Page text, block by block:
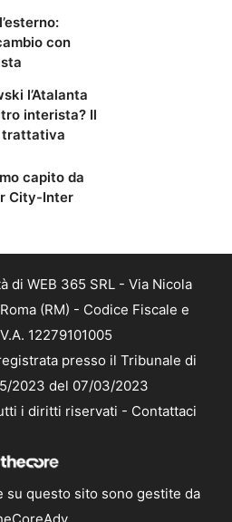
con
l’Atalanta
interista? Il
trattativa
capito da
City-Inter
di WEB 365 SRL - Via Nicola
(RM) - Codice Fiscale e
12279101005
presso il Tribunale di
2023 del 07/03/2023
i diritti riservati - Contattaci
su questo sito sono gestite da